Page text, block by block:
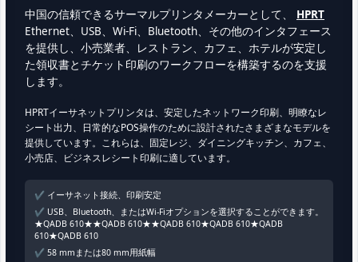
中国の信頼できるサーマルプリンタメーカーとして、 HPRT
Ethernet、USB、Wi-Fi、Bluetooth、その他のインタフェース
を提供し、小売業者、レストラン、カフェ、ホテルが安定し
た領収書とチケット印刷のワークフローを構築するのを支援
します。
HPRTイーサネットプリンタは、安定したネットワーク印刷、明瞭なレ
シート出力、日常的なPOS操作のために設計されたさまざまなモデルを
提供しています。これらは、固定レジ、ダイニングキッチン、カフェ、
小売店、ビジネスレシート印刷に適しています。
✔ イーサネット接続、印刷安定
✔ USB、Bluetooth、またはWi-Fiオプションを選択することができます。
★QADB 610★★QADB 610★★QADB 610★QADB 610★QADB
610★QADB 610
✔ 58 mmまたは80 mm用紙幅